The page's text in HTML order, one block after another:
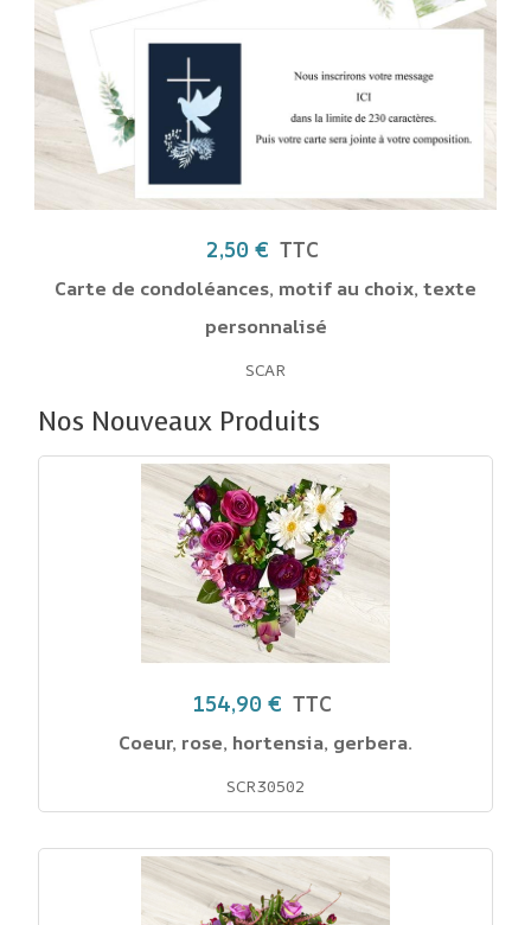
au choix, texte
Nos Nouveaux Produits
154,90 € TTC
Coeur, rose, hortensia, gerbera.
SCR30502